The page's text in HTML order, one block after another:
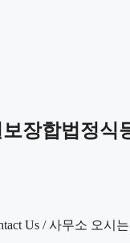
장합법정식